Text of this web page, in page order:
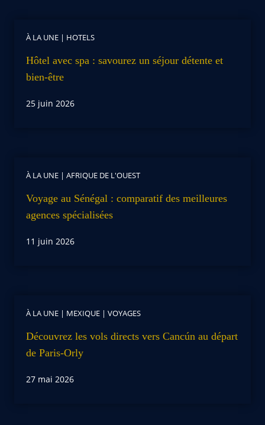
À LA UNE | HOTELS
Hôtel avec spa : savourez un séjour détente et
bien-être
25 juin 2026
À LA UNE | AFRIQUE DE L'OUEST
Voyage au Sénégal : comparatif des meilleures
agences spécialisées
11 juin 2026
À LA UNE | MEXIQUE | VOYAGES
Découvrez les vols directs vers Cancún au départ
de Paris-Orly
27 mai 2026